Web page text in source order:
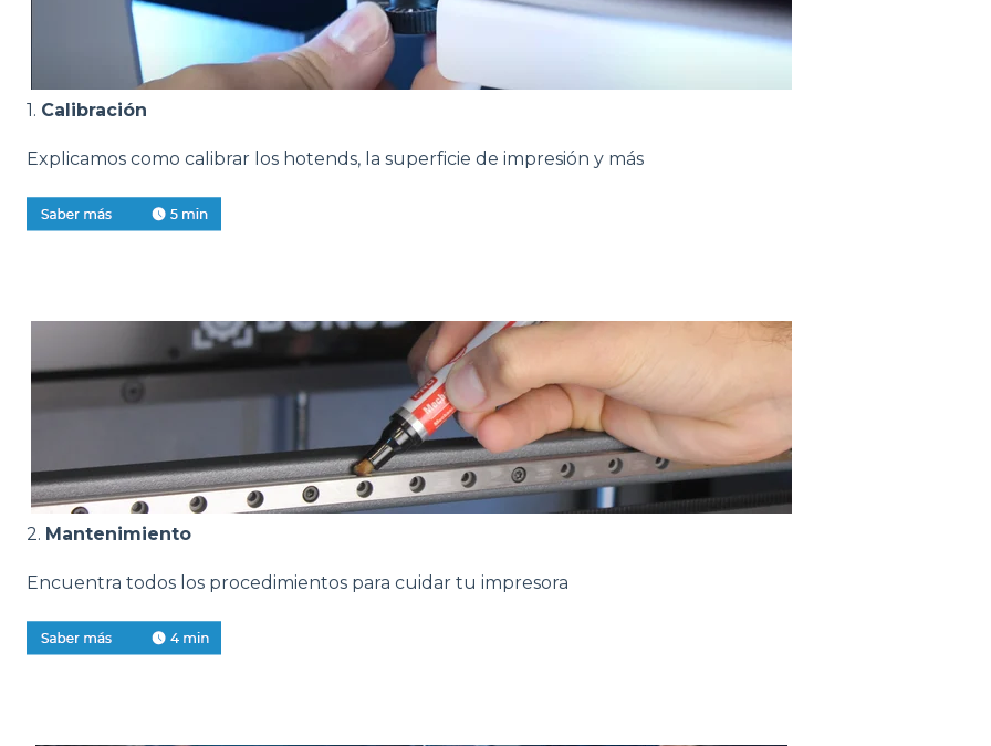
1. Calibración
Explicamos como calibrar los hotends, la superficie de impresión y más
2. Mantenimiento
Encuentra todos los procedimientos para cuidar tu impresora